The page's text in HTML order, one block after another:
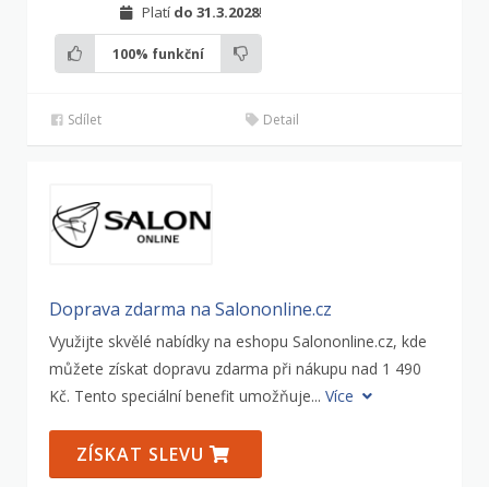
Platí do 31.3.2028!
100% funkční
Sdílet Detail
Doprava zdarma na Salononline.cz
Využijte skvělé nabídky na eshopu Salononline.cz, kde
můžete získat dopravu zdarma při nákupu nad 1 490
Kč. Tento speciální benefit umožňuje... Více
ZÍSKAT SLEVU